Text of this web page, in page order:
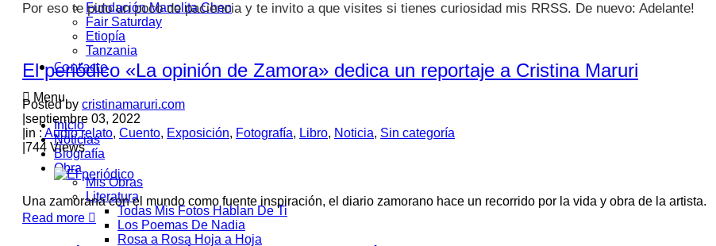
Fundación Manolita Chen
Fair Saturday
Etiopía
Tanzania
Contacto
Menu
Inicio
Noticias
Biografía
Obra
Mis Obras
Literatura
Todas Mis Fotos Hablan De Ti
Los Poemas De Nadia
Rosa a Rosa Hoja a Hoja
Por eso te pido un poco de paciencia y te invito a que visites si tienes curiosidad mis RRSS. De nuevo: Adelante!
El periódico «La opinión de Zamora» dedica un reportaje a Cristina Maruri
Posted by cristinamaruri.com
septiembre 03, 2022
in : Audio relato, Cuento, Exposición, Fotografía, Libro, Noticia, Sin categoría
744 Views
Una zamorana con el mundo como fuente inspiración, el diario zamorano hace un recorrido por la vida y obra de la
Read more